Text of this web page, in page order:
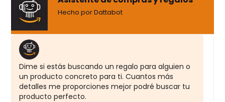
Hecho por Dattabot
Dime si estás buscando un regalo para alguien o
un producto concreto para ti. Cuantos más
detalles me proporciones mejor podré buscar tu
producto perfecto.